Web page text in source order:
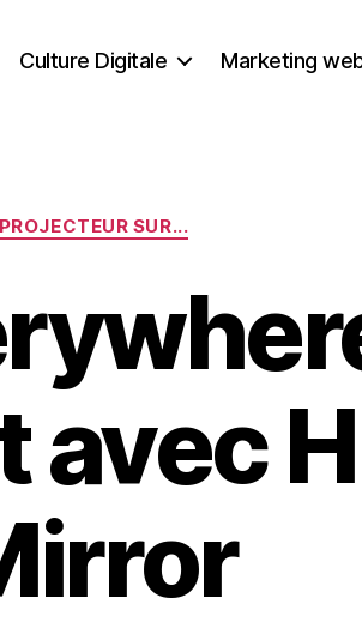
Culture Digitale Marketing
Catégories
PROJECTEUR SUR...
avec